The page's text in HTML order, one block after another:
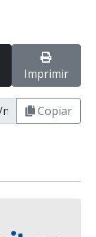
Imprimir
Copiar